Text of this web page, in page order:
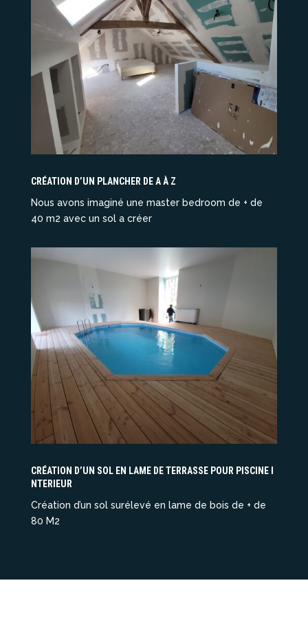
CRÉATION D’UN PLANCHER DE A À Z
Nous avons imaginé une master bedroom de + de
40 m2 avec un sol a créer
CRÉATION D’UN SOL EN LAME DE TERRASSE POUR PISCINE I
NTERIEUR
Création d’un sol surélevé en lame de bois de + de
80 M2